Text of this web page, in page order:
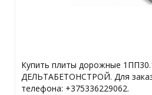
Купить плиты дорожные
ДЕЛЬТАБЕТОНСТРОЙ. Для
телефона: +375336229062.